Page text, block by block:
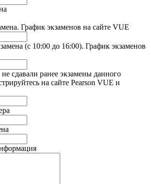
График экзаменов на сайте VUE
(с 10:00 до 16:00). График экзаменов
сдавали ранее экзамены данного
на сайте Pearson VUE и